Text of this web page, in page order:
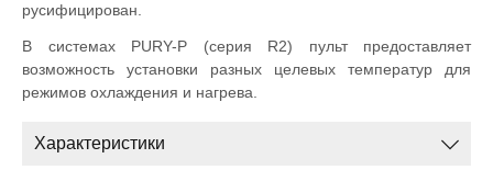
русифицирован.
В системах PURY-P (серия R2) пульт предоставляет
возможность установки разных целевых температур для
режимов охлаждения и нагрева.
Характеристики